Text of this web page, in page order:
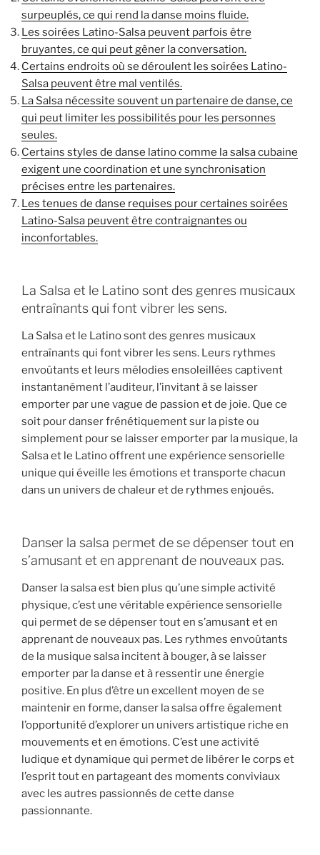
surpeuplés, ce qui rend la danse moins fluide.
Les soirées Latino-Salsa peuvent parfois être
bruyantes, ce qui peut gêner la conversation.
Certains endroits où se déroulent les soirées Latino-
Salsa peuvent être mal ventilés.
La Salsa nécessite souvent un partenaire de danse, ce
qui peut limiter les possibilités pour les personnes
seules.
Certains styles de danse latino comme la salsa cubaine
exigent une coordination et une synchronisation
précises entre les partenaires.
Les tenues de danse requises pour certaines soirées
Latino-Salsa peuvent être contraignantes ou
inconfortables.
La Salsa et le Latino sont des genres musicaux
entraînants qui font vibrer les sens.
La Salsa et le Latino sont des genres musicaux
entraînants qui font vibrer les sens. Leurs rythmes
envoûtants et leurs mélodies ensoleillées captivent
instantanément l’auditeur, l’invitant à se laisser
emporter par une vague de passion et de joie. Que ce
soit pour danser frénétiquement sur la piste ou
simplement pour se laisser emporter par la musique, la
Salsa et le Latino offrent une expérience sensorielle
unique qui éveille les émotions et transporte chacun
dans un univers de chaleur et de rythmes enjoués.
Danser la salsa permet de se dépenser tout en
s’amusant et en apprenant de nouveaux pas.
Danser la salsa est bien plus qu’une simple activité
physique, c’est une véritable expérience sensorielle
qui permet de se dépenser tout en s’amusant et en
apprenant de nouveaux pas. Les rythmes envoûtants
de la musique salsa incitent à bouger, à se laisser
emporter par la danse et à ressentir une énergie
positive. En plus d’être un excellent moyen de se
maintenir en forme, danser la salsa offre également
l’opportunité d’explorer un univers artistique riche en
mouvements et en émotions. C’est une activité
ludique et dynamique qui permet de libérer le corps et
l’esprit tout en partageant des moments conviviaux
avec les autres passionnés de cette danse
passionnante.